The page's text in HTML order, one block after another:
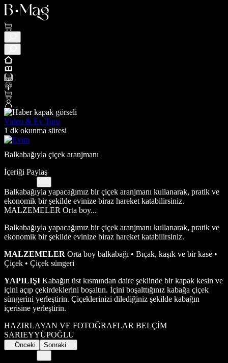
Video & Ev Turu
1 dk okunma süresi
Balkabağıyla çiçek aranjmanı
İçeriği Paylaş
Balkabağıyla yapacağımız bir çiçek aranjmanı kullanarak, pratik ve
ekonomik bir şekilde evinize biraz hareket katabilirsiniz.
MALZEMELER Orta boy...
Balkabağıyla yapacağımız bir çiçek aranjmanı kullanarak, pratik ve
ekonomik bir şekilde evinize biraz hareket katabilirsiniz.
MALZEMELER Orta boy balkabağı • Bıçak, kaşık ve bir kase •
Çiçek • Çiçek süngeri
YAPILIŞI Kabağın üst kısmından daire şeklinde bir kapak kesin ve
içini açıp çekirdeklerini boşaltın. İçini boşalttığınız kabağa çiçek
süngerini yerleştirin. Çiçeklerinizi dilediğiniz şekilde kabağın
içerisine yerleştirin.
HAZIRLAYAN VE FOTOĞRAFLAR BELÇİM
SARIEYYÜPOĞLU
Önceki Sonraki